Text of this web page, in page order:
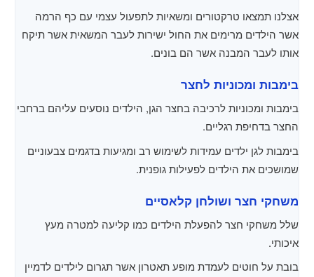
אצלנו תמצאו טרקטורים ומשאיות לתפעול עצמי עם כף הרמה
אשר הילדים מרימים את החול ישירות לעבר המשאית אשר תיקח
אותו לעבר המבנה אשר הם בונים.
בימבות ומכוניות לחצר
בימבות ומכוניות לרכיבה בחצר הגן, הילדים נוסעים עליהם ברחבי
החצר בדחיפת רגליים.
בימבות לגן ילדים עמידות לשימוש רב ומגיעות בדגמים צבעוניים
שמושכים את הילדים לפעילות גופנית.
משחקי חצר ושולחן קלאסיים
שלל משחקי חצר להפעלת הילדים כמו קליעה למטרה מעץ
איכותי.
בובת על חוטים לעמדת מופע תאטרון אשר תגרום לילדים לדמיין